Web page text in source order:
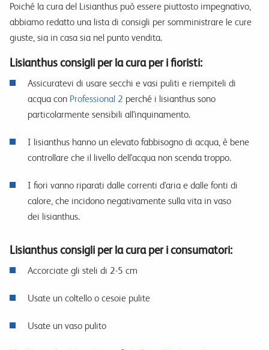
Poiché la cura del Lisianthus può essere piuttosto impegnativo,
abbiamo redatto una lista di consigli per somministrare le cure
giuste, sia in casa sia nel punto vendita.
Lisianthus consigli per la cura per i fioristi:
Assicuratevi di usare secchi e vasi puliti e riempiteli di
acqua con Professional 2 perché i lisianthus sono
particolarmente sensibili all'inquinamento.
I lisianthus hanno un elevato fabbisogno di acqua, è bene
controllare che il livello dell'acqua non scenda troppo.
I fiori vanno riparati dalle correnti d'aria e dalle fonti di
calore, che incidono negativamente sulla vita in vaso
dei lisianthus.
Lisianthus consigli per la cura per i consumatori:
Accorciate gli steli di 2-5 cm
Usate un coltello o cesoie pulite
Usate un vaso pulito